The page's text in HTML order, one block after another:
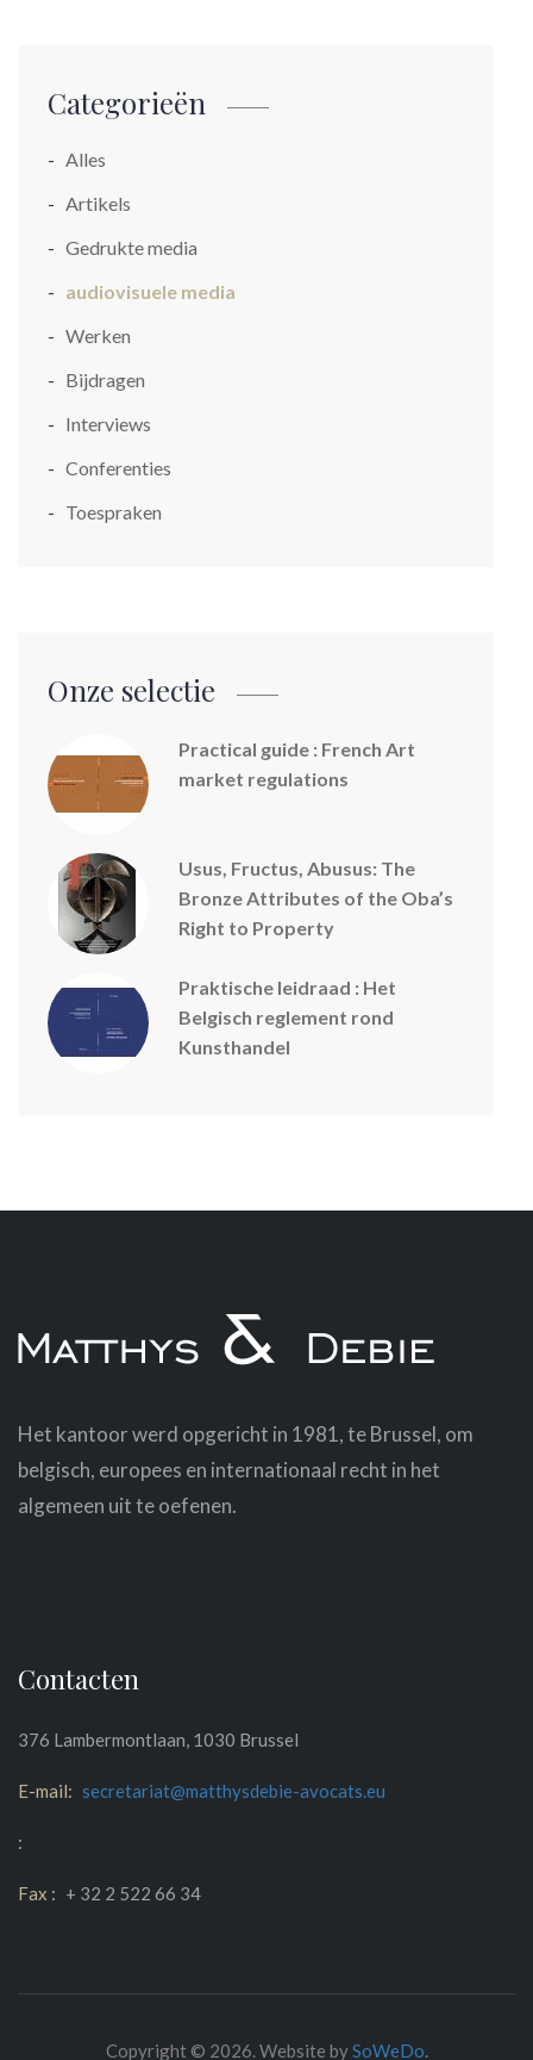
Categorieën
Alles
Artikels
Gedrukte media
audiovisuele media
Werken
Bijdragen
Interviews
Conferenties
Toespraken
Onze selectie
Practical guide : French Art
market regulations
Usus, Fructus, Abusus: The
Bronze Attributes of the Oba’s
Right to Property
Praktische leidraad : Het
Belgisch reglement rond
Kunsthandel
Het kantoor werd opgericht in 1981, te Brussel, om
belgisch, europees en internationaal recht in het
algemeen uit te oefenen.
Contacten
376 Lambermontlaan, 1030 Brussel
E-mail: secretariat@matthysdebie-avocats.eu
:
Fax : + 32 2 522 66 34
Copyright © 2026. Website bySoWeDo.